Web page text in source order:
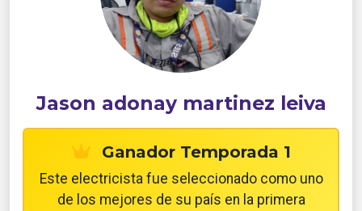
Jason adonay martinez leiva
Ganador Temporada 1
Este electricista fue seleccionado como uno
de los mejores de su país en la primera